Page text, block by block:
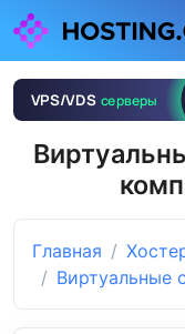
Главная
Виртуальные